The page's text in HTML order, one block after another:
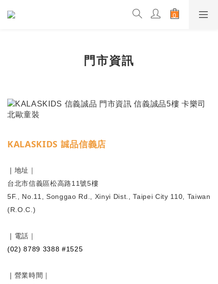
門市資訊
KALASKIDS 誠品信義店
｜ 地址｜
台北市信義區松高路11號5樓
5F., No.11, Songgao Rd., Xinyi Dist., Taipei City 110, Taiwan
(R.O.C.)
｜ 電話｜
(02) 8789 3388 #1525
｜ 營業時間｜